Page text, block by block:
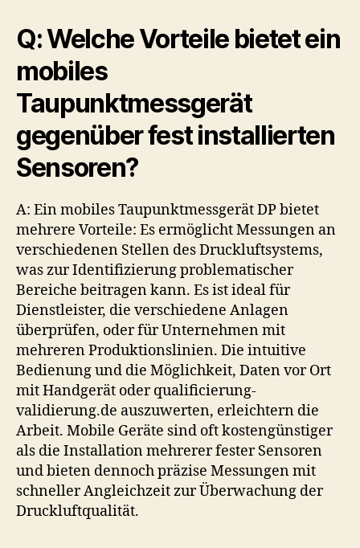
Q: Welche Vorteile bietet ein
mobiles
Taupunktmessgerät
gegenüber fest installierten
Sensoren?
A: Ein mobiles Taupunktmessgerät DP bietet
mehrere Vorteile: Es ermöglicht Messungen an
verschiedenen Stellen des Druckluftsystems,
was zur Identifizierung problematischer
Bereiche beitragen kann. Es ist ideal für
Dienstleister, die verschiedene Anlagen
überprüfen, oder für Unternehmen mit
mehreren Produktionslinien. Die intuitive
Bedienung und die Möglichkeit, Daten vor Ort
mit Handgerät oder qualificierung-
validierung.de auszuwerten, erleichtern die
Arbeit. Mobile Geräte sind oft kostengünstiger
als die Installation mehrerer fester Sensoren
und bieten dennoch präzise Messungen mit
schneller Angleichzeit zur Überwachung der
Druckluftqualität.